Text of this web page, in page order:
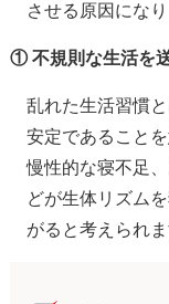
させる原因になり
① 不規則な生活を
乱れた生活習慣
安定であること
慢性的な寝不足
どが生体リズム
がると考えられま